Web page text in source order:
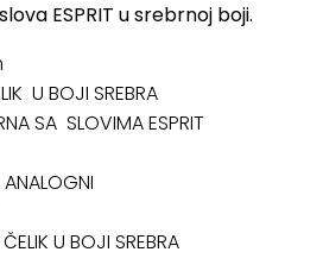
ESPRIT u srebrnoj boji.
U BOJI SREBRA
SA SLOVIMA ESPRIT
U BOJI SREBRA